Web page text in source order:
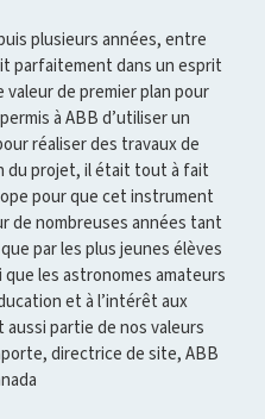
plusieurs années, entre
parfaitement dans un esprit
de premier plan pour
à ABB d’utiliser un
réaliser des travaux de
du projet, il était tout à fait
pour que cet instrument
de nombreuses années tant
par les plus jeunes élèves
les astronomes amateurs
et à l’intérêt aux
partie de nos valeurs
directrice de site, ABB